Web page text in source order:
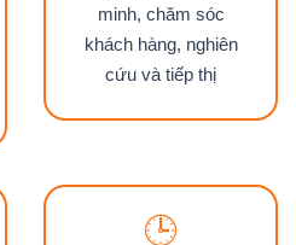
minh, chăm sóc
khách hàng, nghiên
cứu và tiếp thị
🕒